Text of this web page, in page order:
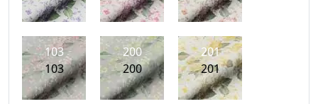
103
103
200
200
201
201